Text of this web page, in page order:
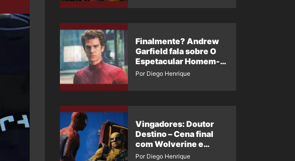
Finalmente? Andrew
Garfield fala sobre O
Espetacular Homem-
Aranha 3
Por Diego Henrique
Vingadores: Doutor
Destino – Cena final
com Wolverine e
Homem-Aranha de
Por Diego Henrique